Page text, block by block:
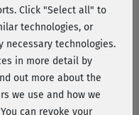
Maria
Click "Select all" to
technologies, or
technologies.
in more detail by
out more about the
we use and how we
can revoke your